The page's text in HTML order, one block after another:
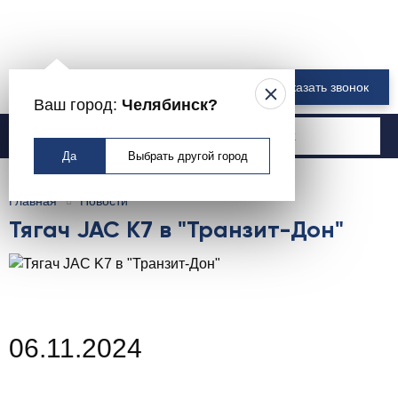
Ваш город: Челябинск?
Да Выбрать другой город
Заказать звонок
Москва
Главная Новости
Тягач JAC K7 в "Транзит-Дон"
06.11.2024